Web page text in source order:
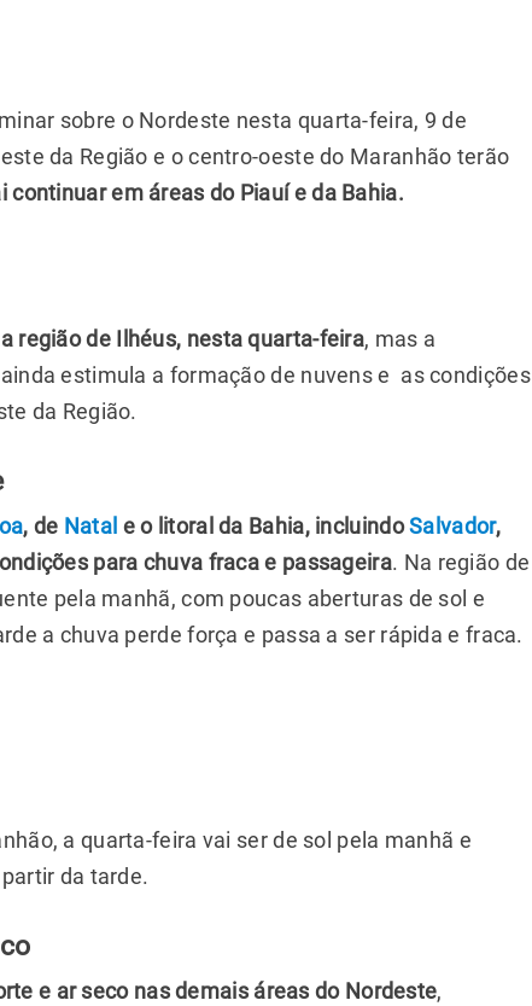
sobre o Nordeste nesta quarta-feira, 9 de
da Região e o centro-oeste do Maranhão terão
continuar em áreas do Piauí e da Bahia.
região de Ilhéus, nesta quarta-feira, mas a
estimula a formação de nuvens e as condições
da Região.
, de Natal e o litoral da Bahia, incluindoSalvador,
para chuva fraca e passageira. Na região de
pela manhã, com poucas aberturas de sol e
a chuva perde força e passa a ser rápida e fraca.
a quarta-feira vai ser de sol pela manhã e
da tarde.
e ar seco nas demais áreas do Nordeste,